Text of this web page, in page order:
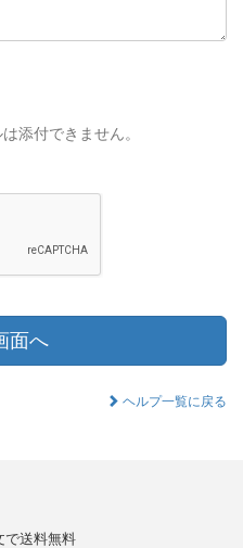
添付できません。
面へ
ヘルプ一覧に戻る
で送料無料